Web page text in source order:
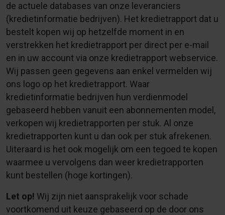
de actuele databases van onze leveranciers
(kredietinformatie bedrijven). Het kredietrapport dat u
bestelt kopen wij op hetzelfde moment in en
verstrekken het kredietrapport per direct per e-mail
en in uw account via onze kredietrapport webservice.
Wij passen geen gegevens aan enkel vermelden wij
ons logo op het kredietrapport. Waar
kredietinformatie bedrijven hun verdienmodel
gebaseerd hebben vanuit een abonnementen model,
verkopen wij kredietrapporten per stuk. Al onze
kredietrapporten kunt u dan ook per stuk afrekenen.
Uiteraard is het ook mogelijk om een tegoed te kopen
waarmee u vervolgens dan weer kredietrapporten
kunt bestellen (hoge kortingen).
Let op! Wij zijn niet aansprakelijk voor schade
voortkomend uit keuze gebaseerd op de door ons